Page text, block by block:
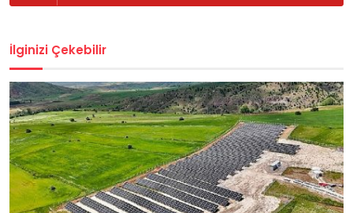
İlginizi Çekebilir